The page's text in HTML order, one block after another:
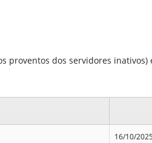
proventos dos servidores inativos)
16/10/